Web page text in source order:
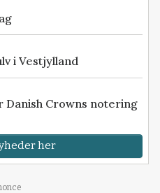
i Vestjylland
Danish Crowns notering
her